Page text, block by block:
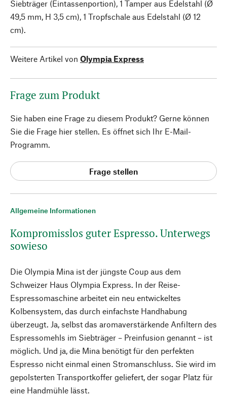
Allgemeine Informationen
Kompromisslos guter Espresso. Unterwegs
sowieso
Die Olympia Mina ist der jüngste Coup aus dem
Schweizer Haus Olympia Express. In der Reise-
Espressomaschine arbeitet ein neu entwickeltes
Kolbensystem, das durch einfachste Handhabung
überzeugt. Ja, selbst das aromaverstärkende Anfiltern des
Espressomehls im Siebträger – Preinfusion genannt – ist
möglich. Und ja, die Mina benötigt für den perfekten
Espresso nicht einmal einen Stromanschluss. Sie wird im
gepolsterten Transportkoffer geliefert, der sogar Platz für
eine Handmühle lässt.
Siebträger (Eintassenportion), 1 Tamper aus Edelstahl (Ø
49,5 mm, H 3,5 cm), 1 Tropfschale aus Edelstahl (Ø 12
cm).
Weitere Artikel von Olympia Express
Frage zum Produkt
Sie haben eine Frage zu diesem Produkt? Gerne können
Sie die Frage hier stellen. Es öffnet sich Ihr E-Mail-
Programm.
Frage stellen